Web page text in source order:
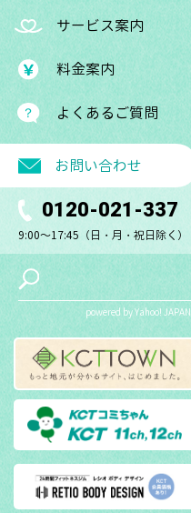
サービス案内
料金案内
よくあるご質問
お問い合わせ
0120-021-337
9:00～17:45（日・月・祝日除く）
powered by Yahoo! JAPAN